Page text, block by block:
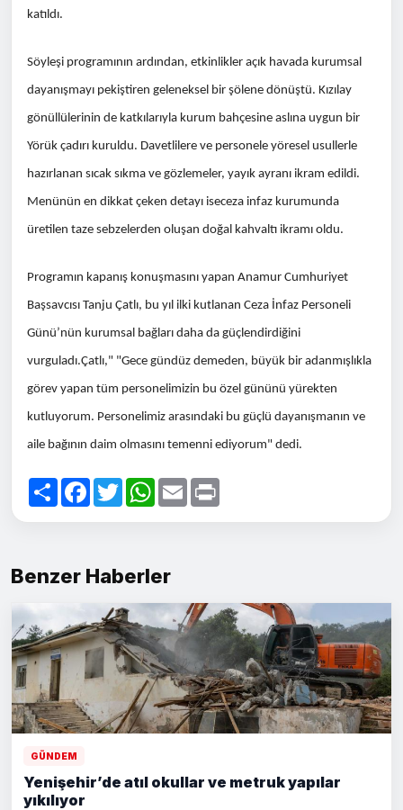
katıldı.
Söyleşi programının ardından, etkinlikler açık havada kurumsal
dayanışmayı pekiştiren geleneksel bir şölene dönüştü. Kızılay
gönüllülerinin de katkılarıyla kurum bahçesine aslına uygun bir
Yörük çadırı kuruldu. Davetlilere ve personele yöresel usullerle
hazırlanan sıcak sıkma ve gözlemeler, yayık ayranı ikram edildi.
Menünün en dikkat çeken detayı iseceza infaz kurumunda
üretilen taze sebzelerden oluşan doğal kahvaltı ikramı oldu.
Programın kapanış konuşmasını yapan Anamur Cumhuriyet
Başsavcısı Tanju Çatlı, bu yıl ilki kutlanan Ceza İnfaz Personeli
Günü’nün kurumsal bağları daha da güçlendirdiğini
vurguladı.Çatlı," "Gece gündüz demeden, büyük bir adanmışlıkla
görev yapan tüm personelimizin bu özel gününü yürekten
kutluyorum. Personelimiz arasındaki bu güçlü dayanışmanın ve
aile bağının daim olmasını temenni ediyorum" dedi.
PaylaşFacebook
TwitterWhatsApp
Email
Benzer Haberler
GÜNDEM
Yenişehir’de atıl okullar ve metruk yapılar
yıkılıyor